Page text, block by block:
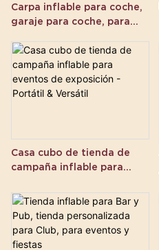
Carpa inflable para coche,
garaje para coche, para
Casa cubo de tienda de
campaña inflable para
Portátil & Versátil